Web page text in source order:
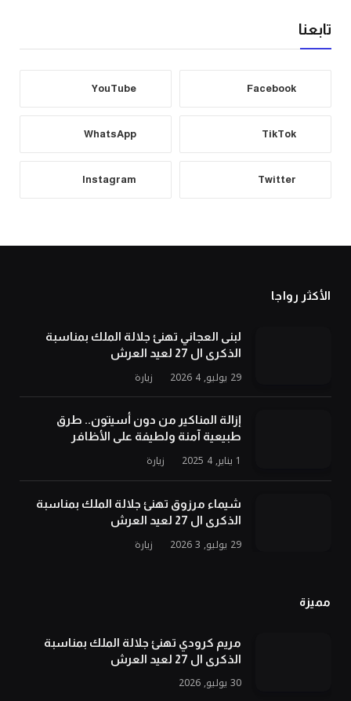
تابعنا
Facebook
YouTube
TikTok
WhatsApp
Twitter
Instagram
الأكثر رواجا
لبنى العجاني تهنئ جلالة الملك بمناسبة
الذكرى ال 27 لعيد العرش
29 يوليو, 2026 4 زيارة
إزالة المناكير من دون أسيتون.. طرق
طبيعية آمنة ولطيفة على الأظافر
1 يناير, 2025 4 زيارة
شيماء مرزوق تهنئ جلالة الملك بمناسبة
الذكرى ال 27 لعيد العرش
29 يوليو, 2026 3 زيارة
مميزة
مريم كرودي تهنئ جلالة الملك بمناسبة
الذكرى ال 27 لعيد العرش
30 يوليو, 2026